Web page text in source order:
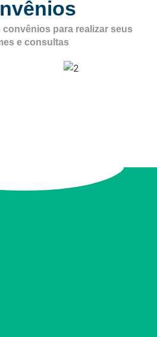
para realizar seus
e consultas